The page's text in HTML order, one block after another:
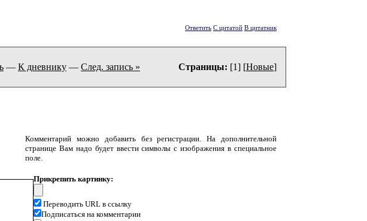
Ответить С цитатой В цитатник
— К дневнику — След. запись » Страницы: [1] [Новые]
Комментарий можно добавить без регистрации. На дополнительной
странице Вам надо будет ввести символы с изображения в специальное
поле.
Прикрепить картинку:
Переводить URL в ссылку
Подписаться на комментарии